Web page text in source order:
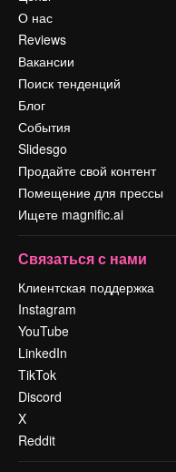
О нас
Reviews
Вакансии
Поиск тенденций
Блог
События
Slidesgo
Продайте свой контент
Помещение для прессы
Ищете magnific.ai
Связаться с нами
Клиентская поддержка
Instagram
YouTube
LinkedIn
TikTok
Discord
X
Reddit